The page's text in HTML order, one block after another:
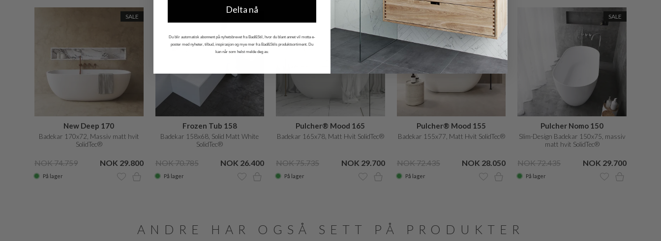
SALE
New Deep 170
Badekar 170x72, Massiv matt hvit
SolidTec®
NOK 74.759 NOK 29.800
På lager
Frozen Tub 158
Badekar 158x68, Solid Matt White
SolidTec®
NOK 70.785 NOK 26.400
På lager
SALE
Pulcher® Mood 165
Badekar 165x78, Matt Hvit SolidTec®
NOK 75.735 NOK 29.700
På lager
SALE
Pulcher® Mood 155
Badekar 155x77, Matt Hvit SolidTec®
NOK 72.435 NOK 28.050
På lager
SALE
Pulcher Nomo 150
Slim-Design Badekar 150x75, massiv
matt hvit SolidTec®
NOK 72.435 NOK 29.700
På lager
ANDRE HAR OGSÅ SETT PÅ PRODUKTER
Delta nå
Du blir automatisk abonnent på nyhetsbrevet fra Bad&Stil, hvor du blant annet vil motta e-
poster med nyheter, tilbud, inspirasjon og mye mer fra Bad&Stils produktsortiment. Du
kan når som helst melde deg av.